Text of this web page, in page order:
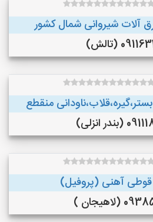
آلات شیروانی شمال کشور
(تالش)
منقطع
انزلی)
آهنی (پروفیل)
)